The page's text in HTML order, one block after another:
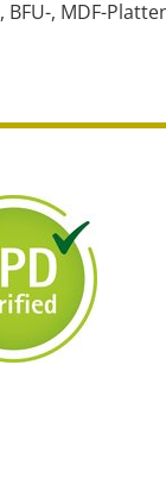
, MDF-